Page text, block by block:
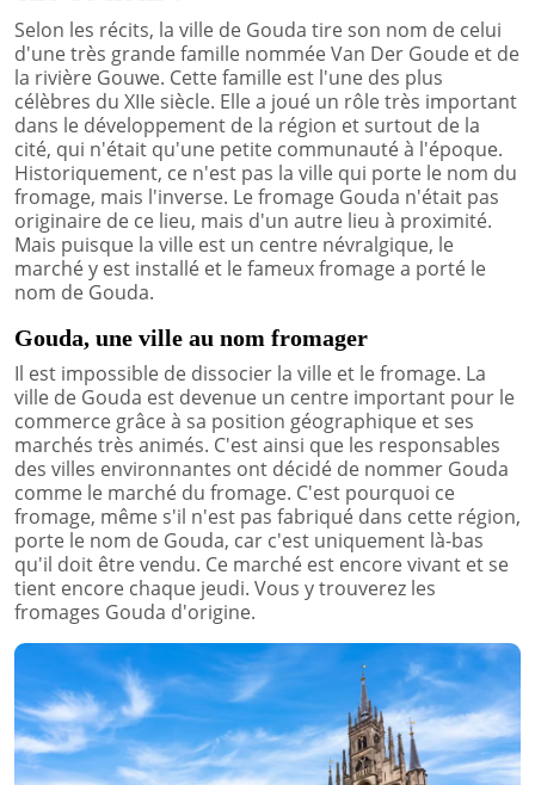
Selon les récits, la ville de Gouda tire son nom de celui
d'une très grande famille nommée Van Der Goude et de
la rivière Gouwe. Cette famille est l'une des plus
célèbres du XIIe siècle. Elle a joué un rôle très important
dans le développement de la région et surtout de la
cité, qui n'était qu'une petite communauté à l'époque.
Historiquement, ce n'est pas la ville qui porte le nom du
fromage, mais l'inverse. Le fromage Gouda n'était pas
originaire de ce lieu, mais d'un autre lieu à proximité.
Mais puisque la ville est un centre névralgique, le
marché y est installé et le fameux fromage a porté le
nom de Gouda.
Gouda, une ville au nom fromager
Il est impossible de dissocier la ville et le fromage. La
ville de Gouda est devenue un centre important pour le
commerce grâce à sa position géographique et ses
marchés très animés. C'est ainsi que les responsables
des villes environnantes ont décidé de nommer Gouda
comme le marché du fromage. C'est pourquoi ce
fromage, même s'il n'est pas fabriqué dans cette région,
porte le nom de Gouda, car c'est uniquement là-bas
qu'il doit être vendu. Ce marché est encore vivant et se
tient encore chaque jeudi. Vous y trouverez les
fromages Gouda d'origine.